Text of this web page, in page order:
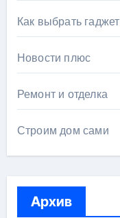
Как выбрать гаджет
Новости плюс
Ремонт и отделка
Строим дом сами
Архив